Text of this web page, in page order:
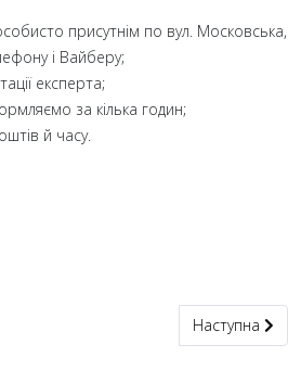
присутнім по вул. Московська,
і Вайберу;
експерта;
за кілька годин;
й часу.
витяг про несудимість Ізмаїл +
Наступна
Наступна